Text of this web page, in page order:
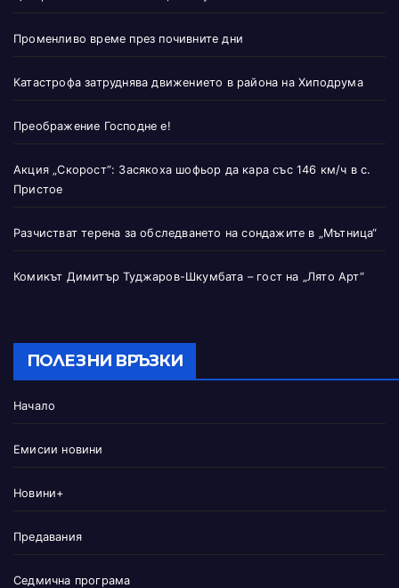
Променливо време през почивните дни
Катастрофа затруднява движението в района на Хиподрума
Преображение Господне е!
Акция „Скорост“: Засякоха шофьор да кара със 146 км/ч в с.
Пристое
Разчистват терена за обследването на сондажите в „Мътница“
Комикът Димитър Туджаров-Шкумбата – гост на „Лято Арт“
ПОЛЕЗНИ ВРЪЗКИ
Начало
Емисии новини
Новини+
Предавания
Седмична програма